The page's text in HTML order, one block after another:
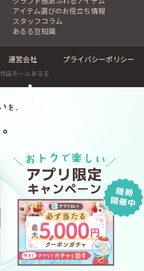
アイテム選びのお役立ち情報
スタッフコラム
あるる豆知識
運営会社 プライバシーポリシー
品モール あるる